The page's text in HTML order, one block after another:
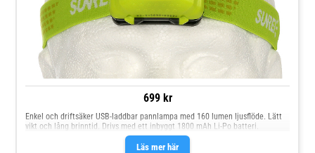
699 kr
Läs mer här
Enkel och driftsäker USB-laddbar pannlampa med 160 lumen ljusflöde. Lätt
vikt och lång brinntid. Drivs med ett inbyggt 1800 mAh Li-Po batteri.